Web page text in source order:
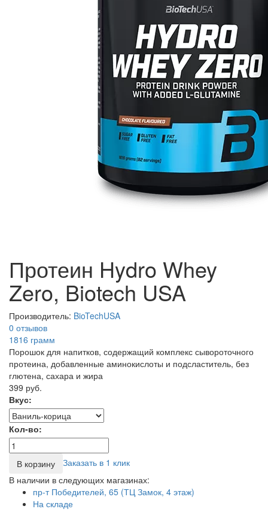
Протеин Hydro Whey
Zero, Biotech USA
Производитель: BioTechUSA
0 отзывов
1816 грамм
Порошок для напитков, содержащий комплекс сывороточного
протеина, добавленные аминокислоты и подсластитель, без
глютена, сахара и жира
399 руб.
Вкус:
Кол-во:
В корзину
Заказать в 1 клик
В наличии в следующих магазинах:
пр-т Победителей, 65 (ТЦ Замок, 4 этаж)
На складе